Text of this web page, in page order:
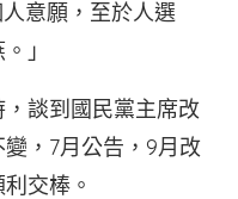
意願，至於人選
」
談到國民黨主席改
，7月公告，9月改
交棒。